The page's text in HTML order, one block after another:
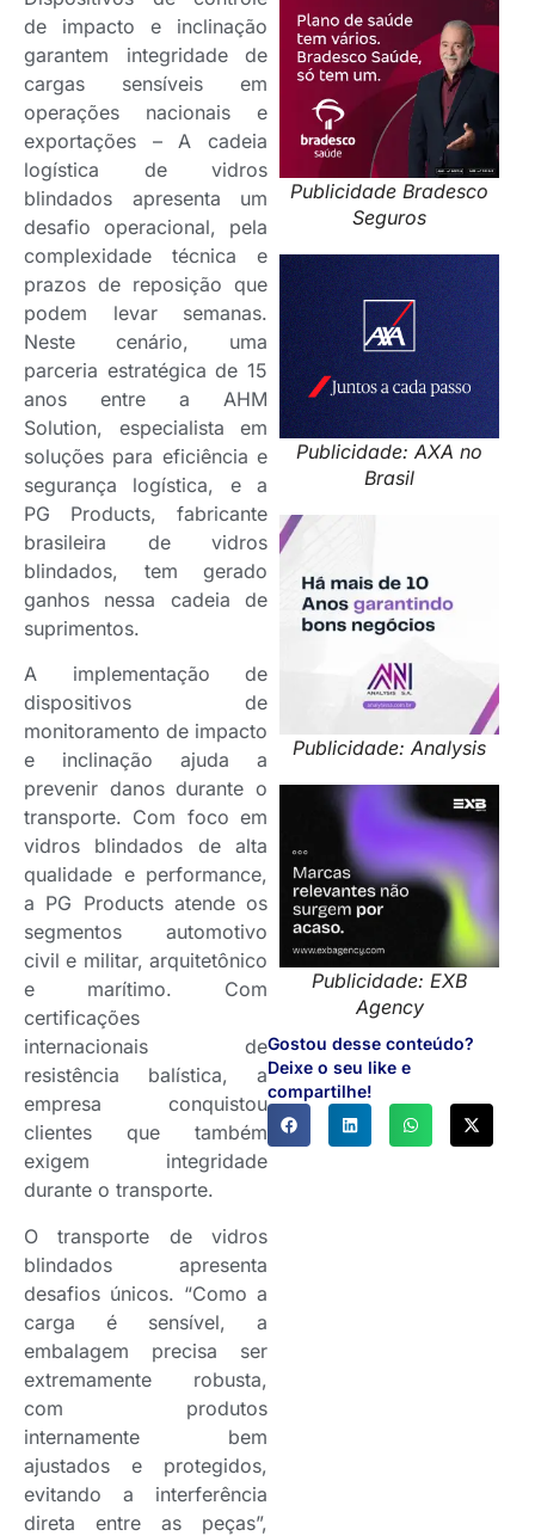
Publicidade Bradesco
Seguros
Publicidade: AXA no
Brasil
Publicidade: Analysis
Publicidade: EXB
Agency
Gostou desse conteúdo?
Deixe o seu like e
compartilhe!
de impacto e inclinação
garantem integridade de
cargas sensíveis em
operações nacionais e
exportações – A cadeia
logística de vidros
blindados apresenta um
desafio operacional, pela
complexidade técnica e
prazos de reposição que
podem levar semanas.
Neste cenário, uma
parceria estratégica de 15
anos entre a AHM
Solution, especialista em
soluções para eficiência e
segurança logística, e a
PG Products, fabricante
brasileira de vidros
blindados, tem gerado
ganhos nessa cadeia de
suprimentos.
A implementação de
dispositivos de
monitoramento de impacto
e inclinação ajuda a
prevenir danos durante o
transporte. Com foco em
vidros blindados de alta
qualidade e performance,
a PG Products atende os
segmentos automotivo
civil e militar, arquitetônico
e marítimo. Com
certificações
internacionais de
resistência balística, a
empresa conquistou
clientes que também
exigem integridade
durante o transporte.
O transporte de vidros
blindados apresenta
desafios únicos. “Como a
carga é sensível, a
embalagem precisa ser
extremamente robusta,
com produtos
internamente bem
ajustados e protegidos,
evitando a interferência
direta entre as peças”,